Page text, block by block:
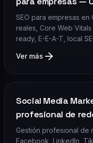
SEO para empresas en
reales, Core Web
ready, E-E-A-T, local
Ver más
Social Media
profesional de
Gestión profesional de
Facebook, LinkedIn,